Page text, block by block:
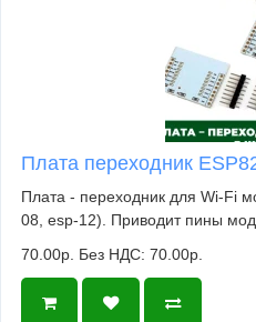
Плата переходник
Плата - переходник для Wi-Fi
08, esp-12). Приводит пины
70.00р. Без НДС: 70.00р.